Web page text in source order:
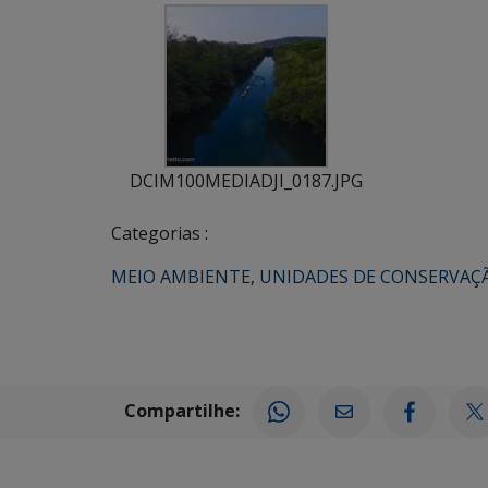
DCIM100MEDIADJI_0187.JPG
Categorias :
MEIO AMBIENTE, UNIDADES DE
Compartilhe: